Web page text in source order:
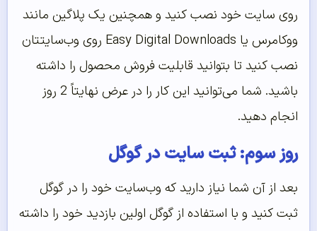
روی سایت خود نصب کنید و همچنین یک پلاگین مانند
ووکامرس یا Easy Digital Downloads روی وب‌سایتتان
نصب کنید تا بتوانید قابلیت فروش محصول را داشته
باشید. شما می‌توانید این کار را در عرض نهایتاً 2 روز
انجام دهید.
روز سوم: ثبت سایت در گوگل
بعد از آن شما نیاز دارید که وب‌سایت خود را در گوگل
ثبت کنید و با استفاده از گوگل اولین بازدید خود را داشته